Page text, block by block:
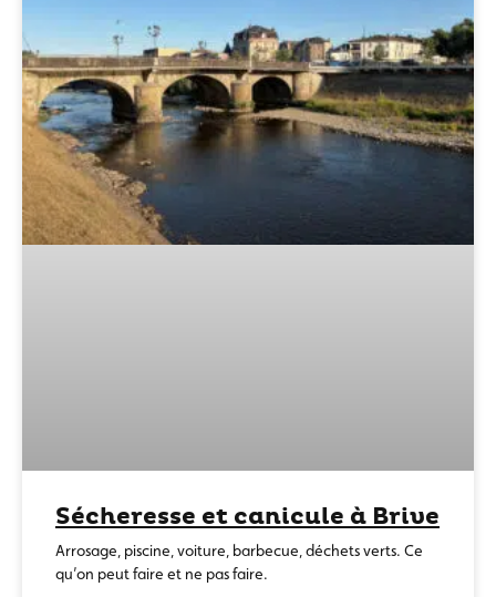
Sécheresse et canicule à Brive
Arrosage, piscine, voiture, barbecue, déchets verts. Ce
qu’on peut faire et ne pas faire.